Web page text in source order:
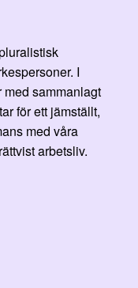
I
sammanlagt
för ett jämställt,
med våra
arbetsliv.